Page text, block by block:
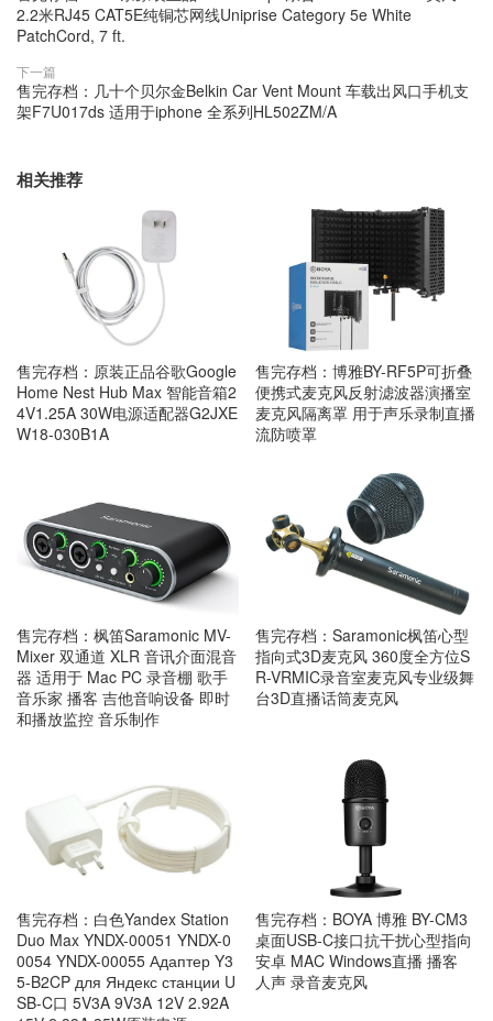
2.2米RJ45 CAT5E纯铜芯网线Uniprise Category 5e White
PatchCord, 7 ft.
下一篇
售完存档：几十个贝尔金Belkin Car Vent Mount 车载出风口手机支
架F7U017ds 适用于iphone 全系列HL502ZM/A
相关推荐
售完存档：原装正品谷歌Google
Home Nest Hub Max 智能音箱2
4V1.25A 30W电源适配器G2JXE
W18-030B1A
售完存档：博雅BY-RF5P可折叠
便携式麦克风反射滤波器演播室
麦克风隔离罩 用于声乐录制直播
流防喷罩
售完存档：枫笛Saramonic MV-
Mixer 双通道 XLR 音讯介面混音
器 适用于 Mac PC 录音棚 歌手
音乐家 播客 吉他音响设备 即时
和播放监控 音乐制作
售完存档：Saramonic枫笛心型
指向式3D麦克风 360度全方位S
R-VRMIC录音室麦克风专业级舞
台3D直播话筒麦克风
售完存档：白色Yandex Station
Duo Max YNDX-00051 YNDX-0
0054 YNDX-00055 Адаптер Y3
5-B2CP для Яндекс станции U
SB-C口 5V3A 9V3A 12V 2.92A
售完存档：BOYA 博雅 BY-CM3
桌面USB-C接口抗干扰心型指向
安卓 MAC Windows直播 播客
人声 录音麦克风